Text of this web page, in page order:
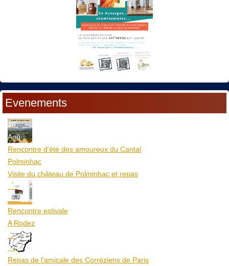
Evenements
10
Aoû
Rencontre d'été des amoureux du Cantal
Polminhac
Visite du château de Polminhac et repas
12
Aoû
Rencontre estivale
A Rodez
23
Aoû
Repas de l'amicale des Corréziens de Paris